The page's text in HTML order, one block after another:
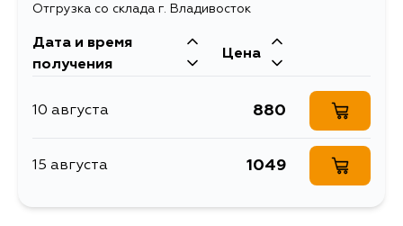
Отгрузка со склада г. Владивосток
Дата и время
получения
Цена
10 августа 880
15 августа 1049